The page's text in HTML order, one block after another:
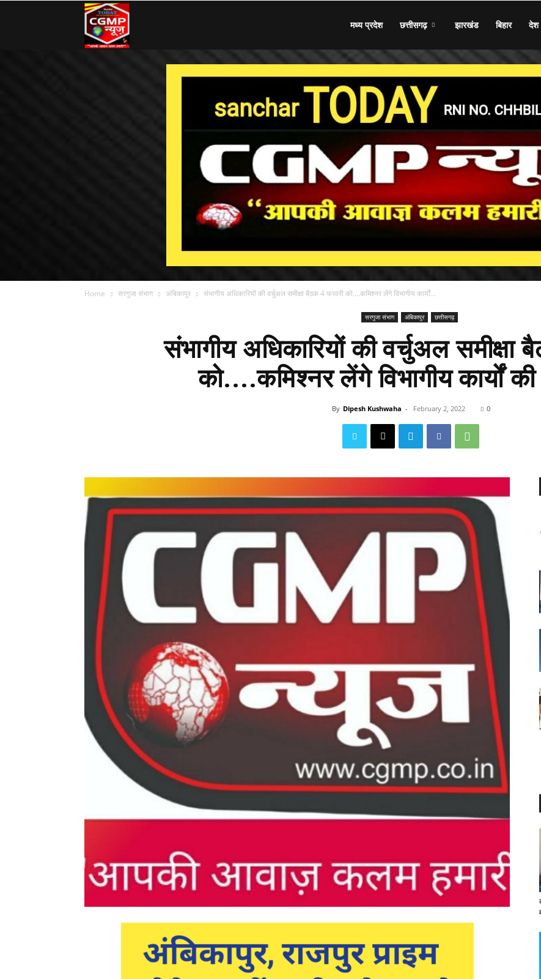
मध्य प्रदेश छत्तीसगढ़ झारखंड बिहार देश
Home सरगुजा संभाग अंबिकापुर संभागीय अधिकारियों की वर्चुअल समीक्षा बैठक 4 फरवरी को....कमिश्नर लेंगे विभागीय कार्यों...
सरगुजा संभाग अंबिकापुर छत्तीसगढ़
संभागीय अधिकारियों की वर्चुअल समीक्षा
को....कमिश्नर लेंगे विभागीय कार्यों
By Dipesh Kushwaha - February 2, 2022 0